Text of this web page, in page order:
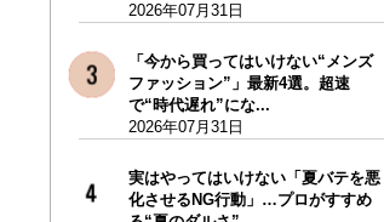
2026年07月31日
「今から買ってはいけない“メンズ
ファッション”」最新4選。超速
で“時代遅れ”にな...
2026年07月31日
実はやってはいけない「夏バテを悪
化させるNG行動」…プロがすすめ